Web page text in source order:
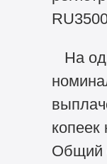
На
копеек
Общий